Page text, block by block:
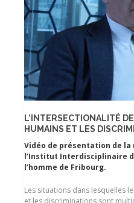
L’INTERSECTIONALITÉ
HUMAINS ET LES
Vidéo de présentation de
l’Institut Interdisciplinaire
l’homme de Fribourg.
Les situations dans lesquelles
et les discriminations sont